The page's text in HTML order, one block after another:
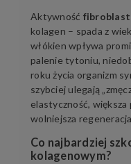
Aktywność
kolagen – spada z
włókien wpływa
palenie tytoniu,
roku życia organizm
szybciej ulegają
elastyczność, większa
wolniejsza
Co najbardziej
kolagenowym?